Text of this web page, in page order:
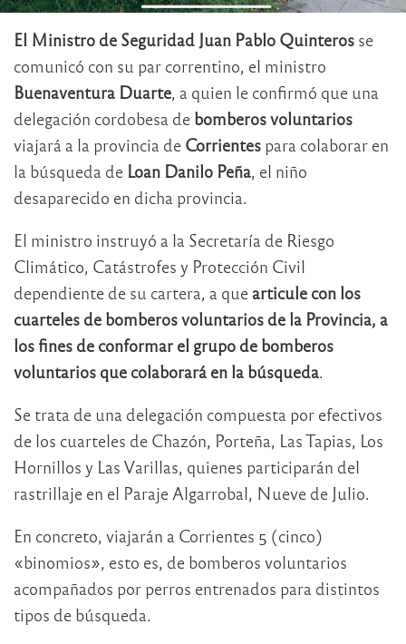
El Ministro de Seguridad Juan Pablo Quinteros se
comunicó con su par correntino, el ministro
Buenaventura Duarte, a quien le confirmó que una
delegación cordobesa de bomberos voluntarios
viajará a la provincia de Corrientes para colaborar en
la búsqueda de Loan Danilo Peña, el niño
desaparecido en dicha provincia.
El ministro instruyó a la Secretaría de Riesgo
Climático, Catástrofes y Protección Civil
dependiente de su cartera, a que articule con los
cuarteles de bomberos voluntarios de la Provincia, a
los fines de conformar el grupo de bomberos
voluntarios que colaborará en la búsqueda.
Se trata de una delegación compuesta por efectivos
de los cuarteles de Chazón, Porteña, Las Tapias, Los
Hornillos y Las Varillas, quienes participarán del
rastrillaje en el Paraje Algarrobal, Nueve de Julio.
En concreto, viajarán a Corrientes 5 (cinco)
«binomios», esto es, de bomberos voluntarios
acompañados por perros entrenados para distintos
tipos de búsqueda.